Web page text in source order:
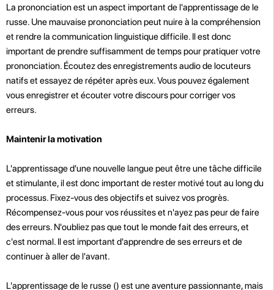
La prononciation est un aspect important de l'apprentissage de le
russe. Une mauvaise prononciation peut nuire à la compréhension
et rendre la communication linguistique difficile. Il est donc
important de prendre suffisamment de temps pour pratiquer votre
prononciation. Écoutez des enregistrements audio de locuteurs
natifs et essayez de répéter après eux. Vous pouvez également
vous enregistrer et écouter votre discours pour corriger vos
erreurs.
Maintenir la motivation
L'apprentissage d'une nouvelle langue peut être une tâche difficile
et stimulante, il est donc important de rester motivé tout au long du
processus. Fixez-vous des objectifs et suivez vos progrès.
Récompensez-vous pour vos réussites et n'ayez pas peur de faire
des erreurs. N'oubliez pas que tout le monde fait des erreurs, et
c'est normal. Il est important d'apprendre de ses erreurs et de
continuer à aller de l'avant.
L'apprentissage de le russe () est une aventure passionnante, mais